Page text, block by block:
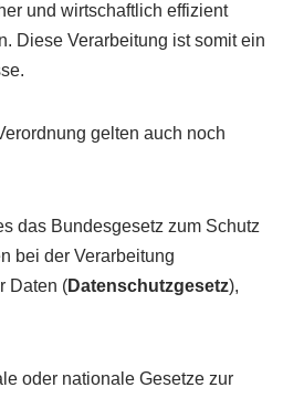
und wirtschaftlich effizient
Diese Verarbeitung ist somit ein
gelten auch noch
das Bundesgesetz zum Schutz
bei der Verarbeitung
Daten (Datenschutzgesetz),
oder nationale Gesetze zur